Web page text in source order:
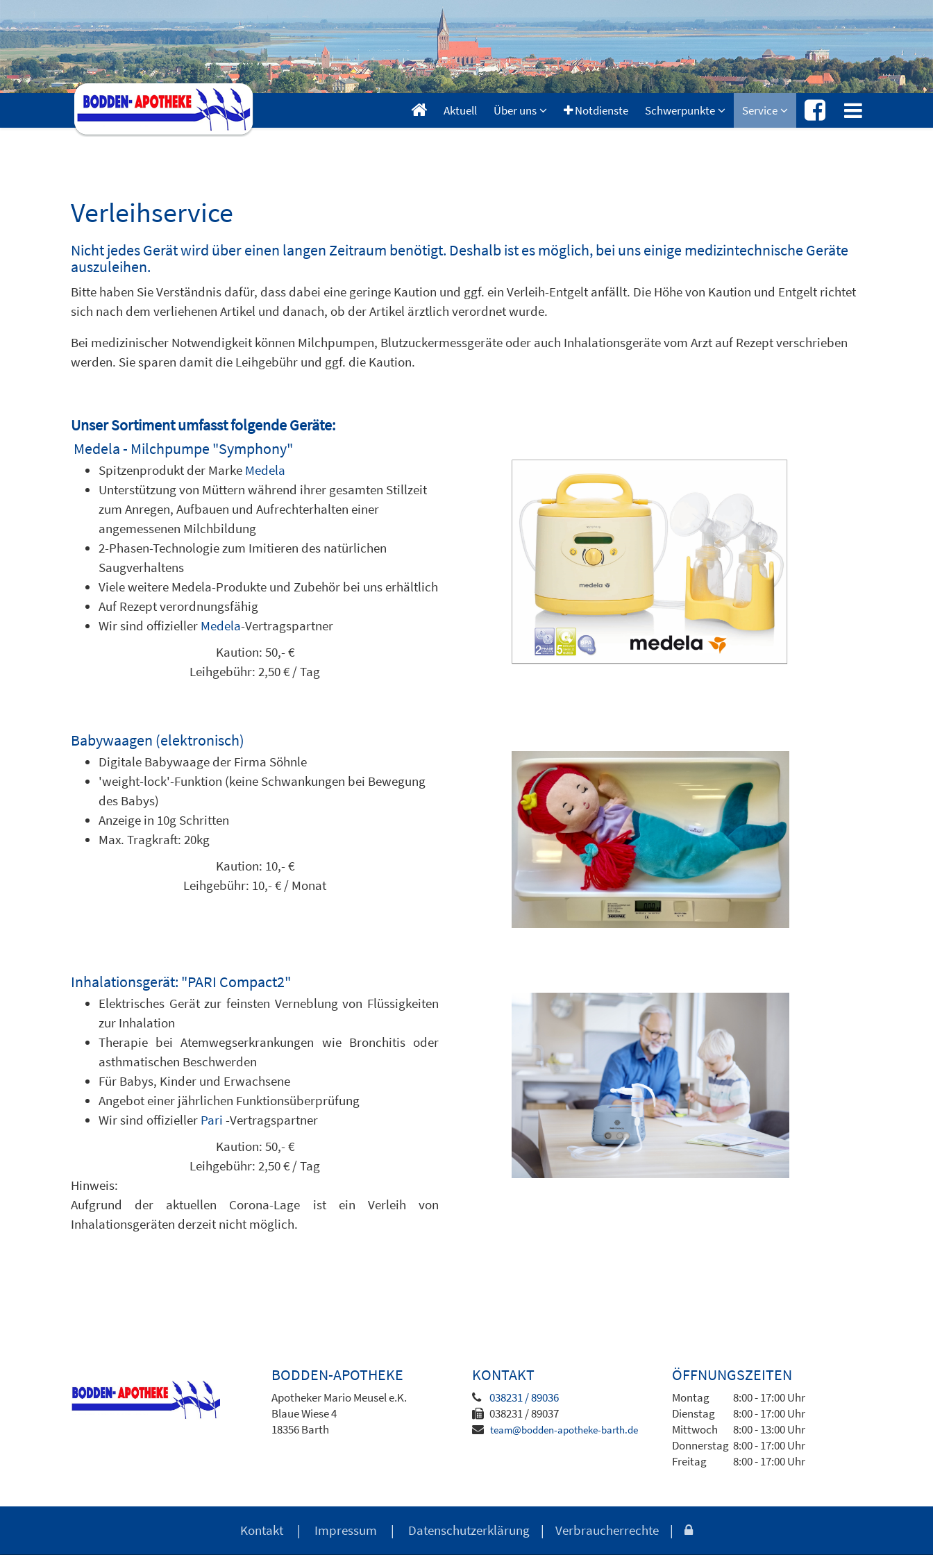
Aktuell Über uns Notdienste Schwerpunkte Service
Verleihservice
Nicht jedes Gerät wird über einen langen Zeitraum benötigt. Deshalb ist es möglich, bei uns einige medizintechnische Geräte
auszuleihen.
Bitte haben Sie Verständnis dafür, dass dabei eine geringe Kaution und ggf. ein Verleih-Entgelt anfällt. Die Höhe von Kaution und Entgelt richtet
sich nach dem verliehenen Artikel und danach, ob der Artikel ärztlich verordnet wurde.
Bei medizinischer Notwendigkeit können Milchpumpen, Blutzuckermessgeräte oder auch Inhalationsgeräte vom Arzt auf Rezept verschrieben
werden. Sie sparen damit die Leihgebühr und ggf. die Kaution.
Unser Sortiment umfasst folgende Geräte:
Medela - Milchpumpe "Symphony"
Spitzenprodukt der Marke Medela
Unterstützung von Müttern während ihrer gesamten Stillzeit
zum Anregen, Aufbauen und Aufrechterhalten einer
angemessenen Milchbildung
2-Phasen-Technologie zum Imitieren des natürlichen
Saugverhaltens
Viele weitere Medela-Produkte und Zubehör bei uns erhältlich
Auf Rezept verordnungsfähig
Wir sind offizieller Medela-Vertragspartner
Kaution: 50,-€
Leihgebühr: 2,50€ / Tag
Babywaagen (elektronisch)
Digitale Babywaage der Firma Söhnle
'weight-lock'-Funktion (keine Schwankungen bei Bewegung
des Babys)
Anzeige in 10g Schritten
Max. Tragkraft: 20kg
Kaution: 10,-€
Leihgebühr: 10,-€ / Monat
Inhalationsgerät: "PARI Compact2"
Elektrisches Gerät zur feinsten Verneblung von Flüssigkeiten
zur Inhalation
Therapie bei Atemwegserkrankungen wie Bronchitis oder
asthmatischen Beschwerden
Für Babys, Kinder und Erwachsene
Angebot einer jährlichen Funktionsüberprüfung
Wir sind offizieller Pari -Vertragspartner
Kaution: 50,-€
Leihgebühr: 2,50€ / Tag
Hinweis:
Aufgrund der aktuellen Corona-Lage ist ein Verleih von
Inhalationsgeräten derzeit nicht möglich.
BODDEN-APOTHEKE
Apotheker Mario Meusel e.K.
Blaue Wiese 4
18356 Barth
KONTAKT
038231 / 89036
038231 / 89037
team@bodden-apotheke-barth.de
ÖFFNUNGSZEITEN
Montag
8:00 - 17:00 Uhr
Dienstag
8:00 - 17:00 Uhr
Mittwoch
8:00 - 13:00 Uhr
Donnerstag8:00 - 17:00 Uhr
Freitag
8:00 - 17:00 Uhr
Kontakt | Impressum | Datenschutzerklärung | Verbraucherrechte | 